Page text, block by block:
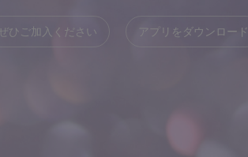
ぜひご加入ください アプリをダウンロード